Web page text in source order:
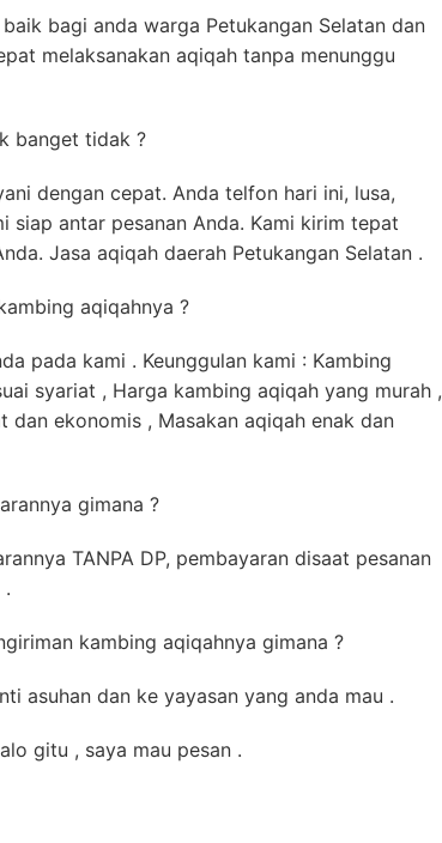
bagi anda warga Petukangan Selatan dan
melaksanakan aqiqah tanpa menunggu
banget tidak ?
dengan cepat. Anda telfon hari ini, lusa,
siap antar pesanan Anda. Kami kirim tepat
Jasa aqiqah daerah Petukangan Selatan .
aqiqahnya ?
pada kami . Keunggulan kami : Kambing
syariat , Harga kambing aqiqah yang murah ,
dan ekonomis , Masakan aqiqah enak dan
gimana ?
TANPA DP, pembayaran disaat pesanan
.
kambing aqiqahnya gimana ?
asuhan dan ke yayasan yang anda mau .
gitu , saya mau pesan .